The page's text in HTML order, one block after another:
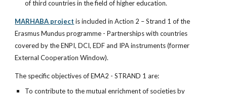
of third countries in the field of higher education.
MARHABA project is included in Action 2 – Strand 1 of the
Erasmus Mundus programme - Partnerships with countries
covered by the ENPI, DCI, EDF and IPA instruments (former
External Cooperation Window).
The specific objectives of EMA2 - STRAND 1 are:
To contribute to the mutual enrichment of societies by